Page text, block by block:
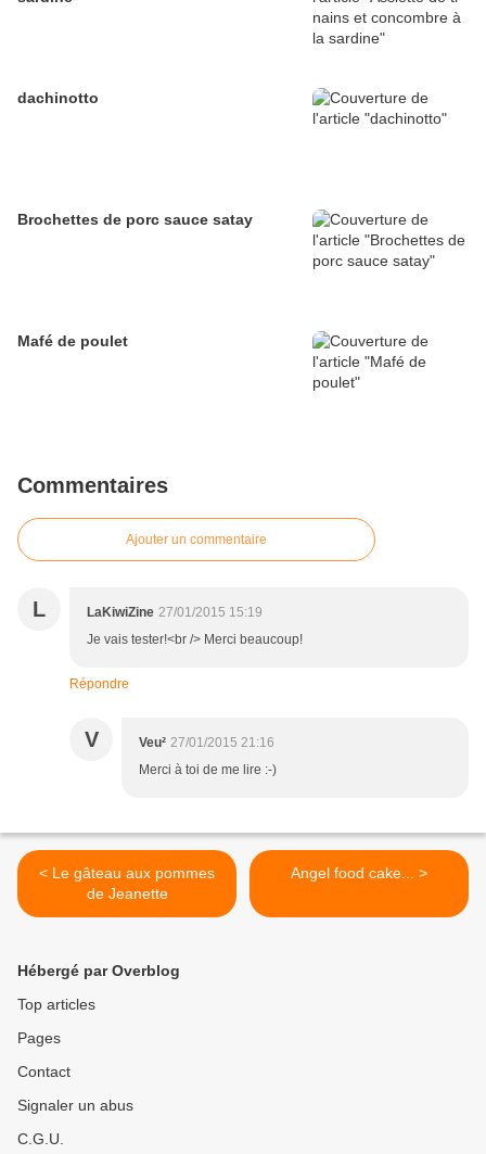
dachinotto
Brochettes de porc sauce satay
Mafé de poulet
Commentaires
Ajouter un commentaire
L LaKiwiZine 27/01/2015 15:19
Je vais tester!<br /> Merci beaucoup!
Répondre
V Veu² 27/01/2015 21:16
Merci à toi de me lire :-)
< Le gâteau aux pommes
de Jeanette
Angel food cake... >
Hébergé par Overblog
Top articles
Pages
Contact
Signaler un abus
C.G.U.